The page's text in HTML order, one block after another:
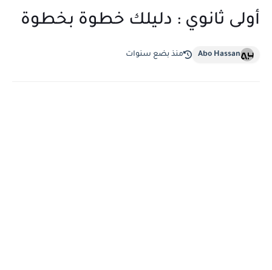
أولى ثانوي : دليلك خطوة بخطوة
Abo Hassan منذ بضع سنوات